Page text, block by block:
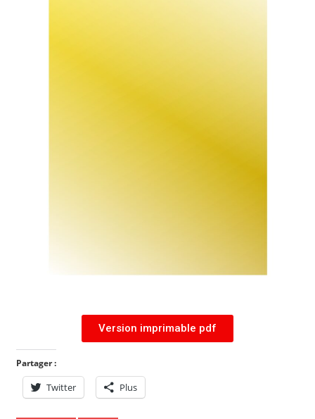
Version imprimable pdf
Partager :
Twitter Plus